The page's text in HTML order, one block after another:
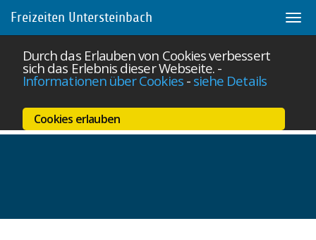
Durch das Erlauben von Cookies verbessert
sich das Erlebnis dieser Webseite. -
Informationen über Cookies- siehe Details
Cookies erlauben
Freizeiten Untersteinbach